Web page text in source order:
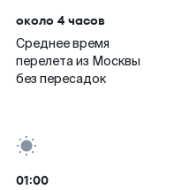
около 4 часов
Среднее время
перелета из Москвы
без пересадок
01:00